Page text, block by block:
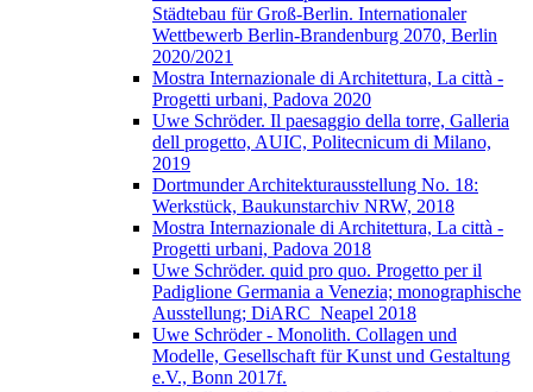
Städtebau für Groß-Berlin. Internationaler
Wettbewerb Berlin-Brandenburg 2070, Berlin
2020/2021
Mostra Internazionale di Architettura, La città -
Progetti urbani, Padova 2020
Uwe Schröder. Il paesaggio della torre, Galleria
dell progetto, AUIC, Politecnicum di Milano,
2019
Dortmunder Architekturausstellung No. 18:
Werkstück, Baukunstarchiv NRW, 2018
Mostra Internazionale di Architettura, La città -
Progetti urbani, Padova 2018
Uwe Schröder. quid pro quo. Progetto per il
Padiglione Germania a Venezia; monographische
Ausstellung; DiARC_Neapel 2018
Uwe Schröder - Monolith. Collagen und
Modelle, Gesellschaft für Kunst und Gestaltung
e.V., Bonn 2017f.